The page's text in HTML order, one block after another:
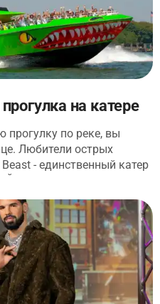
на катере
прогулку по реке, вы
Любители острых
- единственный катер
Пристегнитесь,
и приготовьтесь к 45-
на заднем сидении
монстра.